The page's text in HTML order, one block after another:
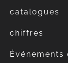
catalogues
chiffres
Événements